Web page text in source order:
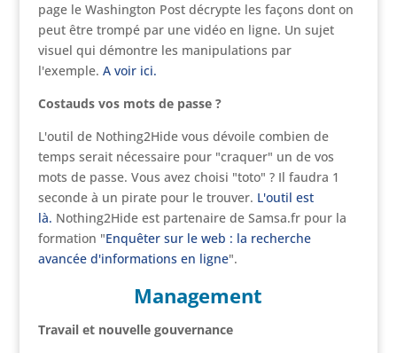
page le Washington Post décrypte les façons dont on
peut être trompé par une vidéo en ligne. Un sujet
visuel qui démontre les manipulations par
l'exemple. A voir ici.
Costauds vos mots de passe ?
L'outil de Nothing2Hide vous dévoile combien de
temps serait nécessaire pour "craquer" un de vos
mots de passe. Vous avez choisi "toto" ? Il faudra 1
seconde à un pirate pour le trouver. L'outil est
là. Nothing2Hide est partenaire de Samsa.fr pour la
formation "Enquêter sur le web : la recherche
avancée d'informations en ligne".
Management
Travail et nouvelle gouvernance